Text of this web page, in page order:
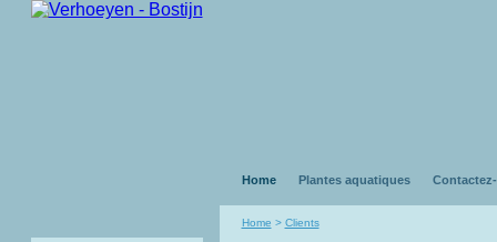
Home Plantes aquatiques
Home > Clients